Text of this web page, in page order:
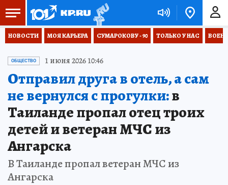
НОВОСТИ МОЯ КАРЬЕРА СУМАРОКОВУ - 90 ТОЛЬКО У НАС
ОБЩЕСТВО 1 июня 2026 10:46
Отправил друга в отель, а сам
не вернулся с прогулки:в
Таиланде пропал отец троих
детей и ветеран МЧС из
Ангарска
В Таиланде пропал ветеран МЧС из
Ангарска